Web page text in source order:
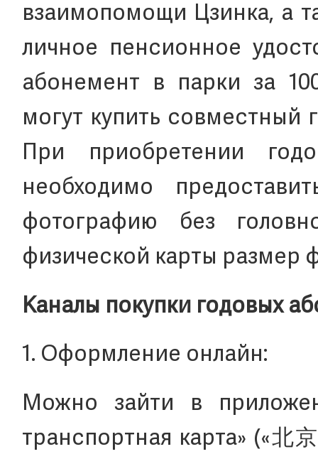
взаимопомощи Цзинка, а
личное пенсионное
абонемент в парки за
могут купить совместный
При приобретении
необходимо
фотографию без
физической карты размер
Каналы покупки годовых
1. Оформление онлайн:
Можно зайти в
транспортная карта» («北